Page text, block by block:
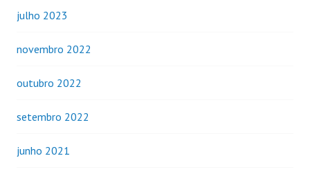
julho 2023
novembro 2022
outubro 2022
setembro 2022
junho 2021